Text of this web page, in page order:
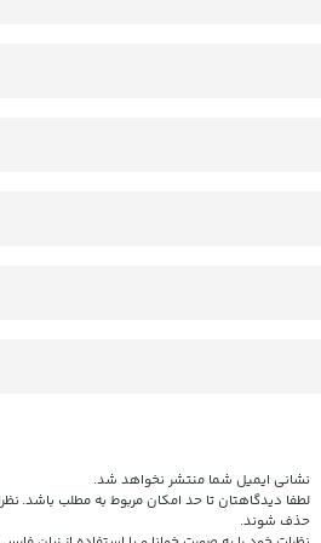
نشانی ایمیل شما منتشر نخواهد شد.
لطفا دیدگاهتان تا حد امکان مربوط به مطلب باشد.
حذف شوند.